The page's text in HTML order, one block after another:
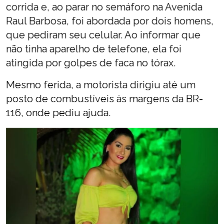
corrida e, ao parar no semáforo na Avenida
Raul Barbosa, foi abordada por dois homens,
que pediram seu celular. Ao informar que
não tinha aparelho de telefone, ela foi
atingida por golpes de faca no tórax.
Mesmo ferida, a motorista dirigiu até um
posto de combustíveis às margens da BR-
116, onde pediu ajuda.